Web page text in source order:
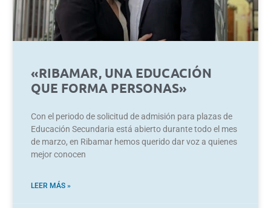
«RIBAMAR, UNA EDUCACIÓN
QUE FORMA PERSONAS»
Con el periodo de solicitud de admisión para plazas de
Educación Secundaria está abierto durante todo el mes
de marzo, en Ribamar hemos querido dar voz a quienes
mejor conocen
LEER MÁS »